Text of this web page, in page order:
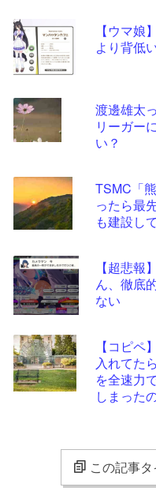
【ウマ娘
より背低
渡邊雄太
リーガー
い？
TSMC「
ったら最
も建設し
【超悲報
ん、徹底
ない
【コピペ
入れてた
を全速力
しまった
この記事